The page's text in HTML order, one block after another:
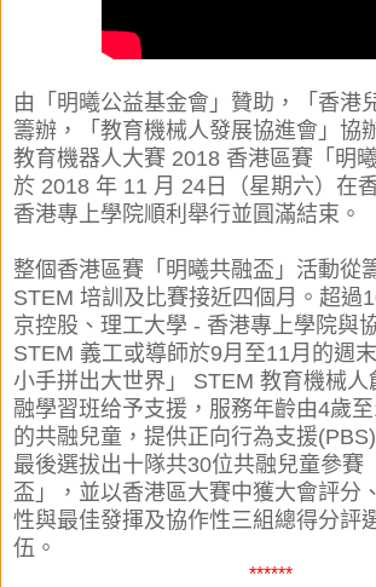
由 「明曦公益基金會 」 贊助， 「香港
籌辦，
「教育機械人發展協進會」協
教育機器人大賽 2018 香港區賽「明曦
於 2018 年 11 月 24日（星期六） 在
香港專上學院順利舉行並圓滿結束。
整個香港區賽「明曦共融盃」活動從
STEM 培訓及比賽接近四個月。超過
京控股、理工大學 - 香港專上學院與
STEM 義工或導師於9月至11月的週
小手拼出大世界」 STEM 教育機械
融學習班给予支援，服務年齡由4歲
的共融兒童 ，提供正向行為支援
最後選拔出十隊共30位共融兒童參賽
盃」，並以香港區大賽中獲大會評分
性與最佳發揮及協作性三組總得分評
伍。
******